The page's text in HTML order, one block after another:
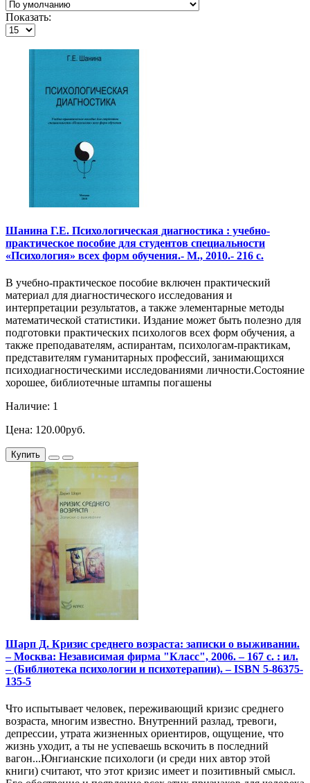
Показать:
Шанина Г.Е. Психологическая диагностика : учебно-
практическое пособие для студентов специальности
«Психология» всех форм обучения.- М., 2010.- 216 с.
В учебно-практическое пособие включен практический
материал для диагностического исследования и
интерпретации результатов, а также элементарные методы
математической статистики. Издание может быть полезно для
подготовки практических психологов всех форм обучения, а
также преподавателям, аспирантам, психологам-практикам,
представителям гуманитарных профессий, занимающихся
психодиагностическими исследованиями личности.Состояние
хорошее, библиотечные штампы погашены
Наличие: 1
Цена: 120.00руб.
Купить
Шарп Д. Кризис среднего возраста: записки о выживании.
– Москва: Независимая фирма "Класс", 2006. – 167 с. : ил.
– (Библиотека психологии и психотерапии). – ISBN 5-86375-
135-5
Что испытывает человек, переживающий кризис среднего
возраста, многим известно. Внутренний разлад, тревоги,
депрессии, утрата жизненных ориентиров, ощущение, что
жизнь уходит, а ты не успеваешь вскочить в последний
вагон...Юнгианские психологи (и среди них автор этой
книги) считают, что этот кризис имеет и позитивный смысл.